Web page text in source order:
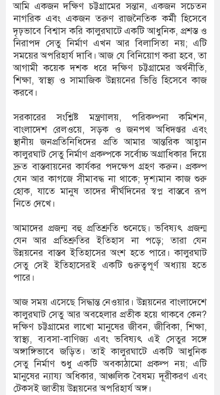
আমি একজন দক্ষিণ চট্টগ্রামের সন্তান, একজন সচেতন
নাগরিক এবং একজন তরুণ রাজনৈতিক কর্মী হিসেবে
দৃঢ়ভাবে বিশ্বাস করি কালুরঘাটে একটি আধুনিক, প্রশস্ত ও
নিরাপদ সেতু নির্মাণ এখন আর বিলাসিতা নয়; এটি
সময়ের অপরিহার্য দাবি। আজ যে বিনিয়োগ করা হবে, তা
আগামী কয়েক দশক ধরে দক্ষিণ চট্টগ্রামের অর্থনীতি,
শিক্ষা, স্বাস্থ্য ও সামাজিক উন্নয়নের ভিত্তি হিসেবে কাজ
করবে।
সরকারের সংশ্লিষ্ট মন্ত্রণালয়, পরিকল্পনা কমিশন,
বাংলাদেশ রেলওয়ে, সড়ক ও জনপথ অধিদপ্তর এবং
স্থানীয় জনপ্রতিনিধিদের প্রতি আমার আন্তরিক আহ্বান
কালুরঘাট সেতু নির্মাণ প্রকল্পকে সর্বোচ্চ অগ্রাধিকার দিয়ে
দ্রুত বাস্তবায়নের কার্যকর পদক্ষেপ গ্রহণ করুন। প্রকল্প
যেন আর কাগজে সীমাবদ্ধ না থাকে; দৃশ্যমান কাজ শুরু
হোক, যাতে মানুষ তাদের দীর্ঘদিনের স্বপ্ন বাস্তবে রূপ
নিতে দেখে।
আমাদের প্রজন্ম বহু প্রতিশ্রুতি শুনেছে। ভবিষ্যৎ প্রজন্ম
যেন আর প্রতিশ্রুতির ইতিহাস না পড়ে; তারা যেন
উন্নয়নের বাস্তব ইতিহাসের অংশ হতে পারে। কালুরঘাট
সেতু সেই ইতিহাসেরই একটি গুরুত্বপূর্ণ অধ্যায় হতে
পারে।
আজ সময় এসেছে সিদ্ধান্ত নেওয়ার। উন্নয়নের বাংলাদেশে
কালুরঘাট সেতু আর অবহেলার প্রতীক হয়ে থাকবে কেন?
দক্ষিণ চট্টগ্রামের লাখো মানুষের জীবন, জীবিকা, শিক্ষা,
স্বাস্থ্য, ব্যবসা-বাণিজ্য এবং ভবিষ্যৎ এই সেতুর সঙ্গে
অঙ্গাঙ্গিভাবে জড়িত। তাই কালুরঘাটে একটি আধুনিক
সেতু নির্মাণ শুধু একটি অবকাঠামো প্রকল্প নয়; এটি
মানুষের ন্যায্য অধিকার, আঞ্চলিক বৈষম্য দূরীকরণ এবং
টেকসই জাতীয় উন্নয়নের অপরিহার্য অঙ্গ।